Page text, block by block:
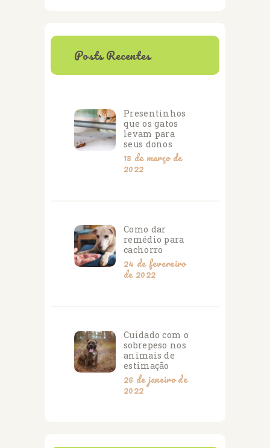
Posts Recentes
Presentinhos
que os gatos
levam para
seus donos
18 de março de
2022
Como dar
remédio para
cachorro
24 de fevereiro
de 2022
Cuidado com o
sobrepeso nos
animais de
estimação
26 de janeiro de
2022